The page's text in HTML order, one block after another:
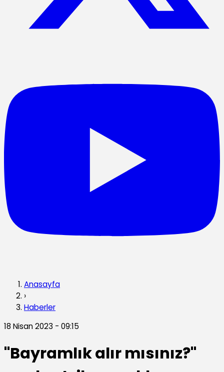
Anasayfa
›
Haberler
18 Nisan 2023 - 09:15
"Bayramlık alır mısınız?"